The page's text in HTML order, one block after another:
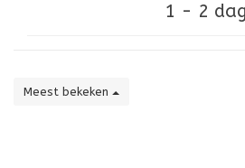
1 - 2
Meest bekeken